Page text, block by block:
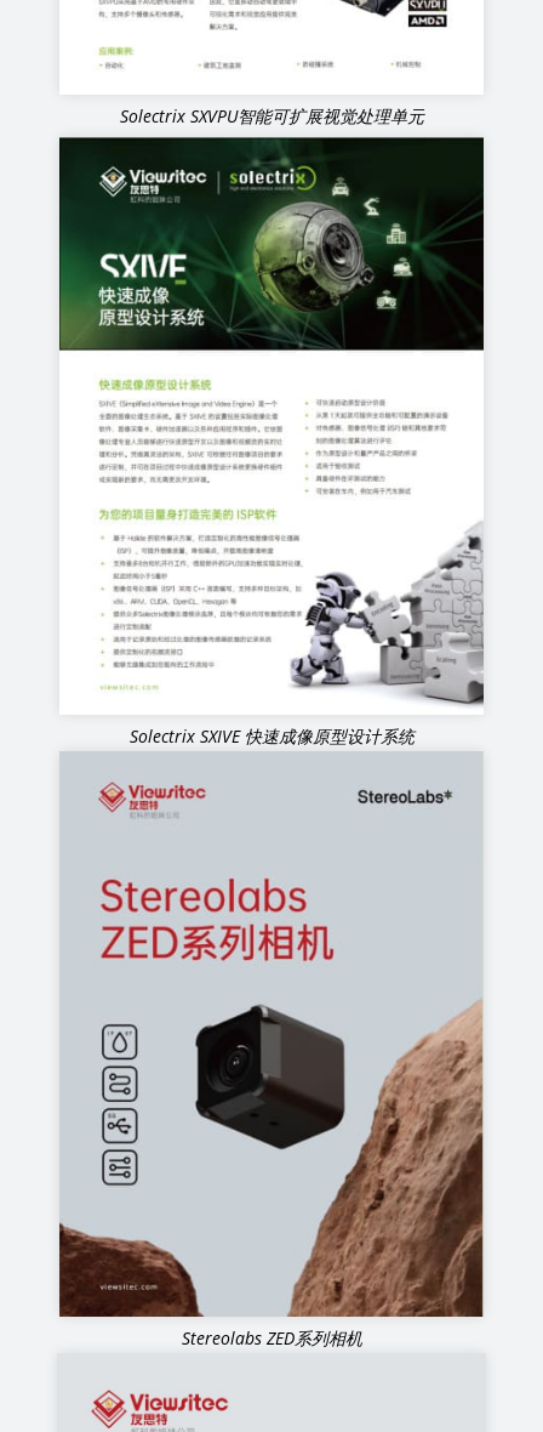
Solectrix SXVPU智能可扩展视觉处理单元
Solectrix SXIVE 快速成像原型设计系统
Stereolabs ZED系列相机